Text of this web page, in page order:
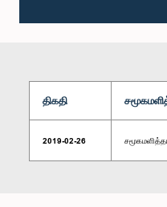
திகதி
2019-02-26